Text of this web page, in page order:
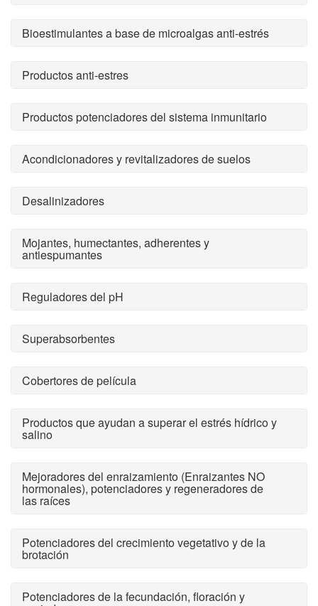
Bioestimulantes a base de microalgas anti-estrés
Productos anti-estres
Productos potenciadores del sistema inmunitario
Acondicionadores y revitalizadores de suelos
Desalinizadores
Mojantes, humectantes, adherentes y
antiespumantes
Reguladores del pH
Superabsorbentes
Cobertores de película
Productos que ayudan a superar el estrés hídrico y
salino
Mejoradores del enraizamiento (Enraizantes NO
hormonales), potenciadores y regeneradores de
las raíces
Potenciadores del crecimiento vegetativo y de la
brotación
Potenciadores de la fecundación, floración y